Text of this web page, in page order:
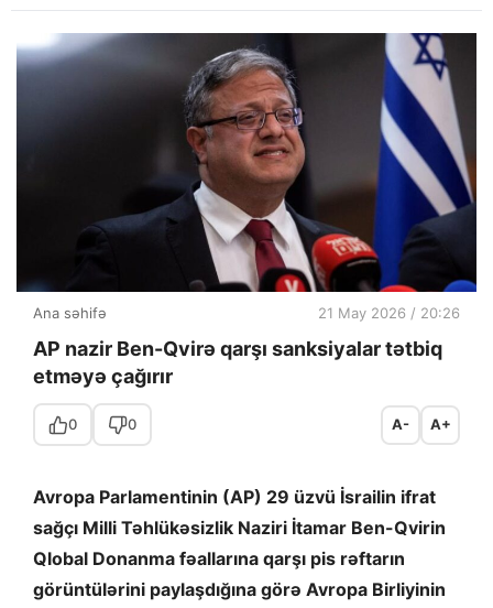
Ana səhifə 21 May 2026 / 20:26
AP nazir Ben-Qvirə qarşı sanksiyalar tətbiq
etməyə çağırır
0 0 A- A+
Avropa Parlamentinin (AP) 29 üzvü İsrailin ifrat
sağçı Milli Təhlükəsizlik Naziri İtamar Ben-Qvirin
Qlobal Donanma fəallarına qarşı pis rəftarın
görüntülərini paylaşdığına görə Avropa Birliyinin